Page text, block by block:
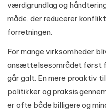
værdigrundlag og
måde, der reducerer
forretningen.
For mange virksomheder
ansættelsesområdet først
går galt. En mere proaktiv
politikker og praksis
er ofte både billigere og